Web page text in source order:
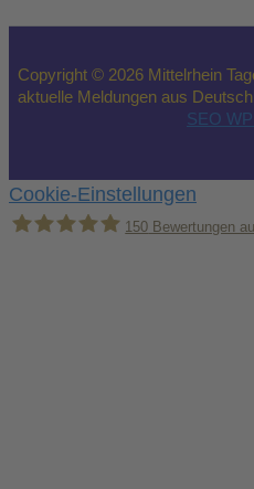
Copyright © 2026 Mittelrhein
aktuelle Meldungen aus
SEO
Cookie-Einstellungen
150 Bewertungen